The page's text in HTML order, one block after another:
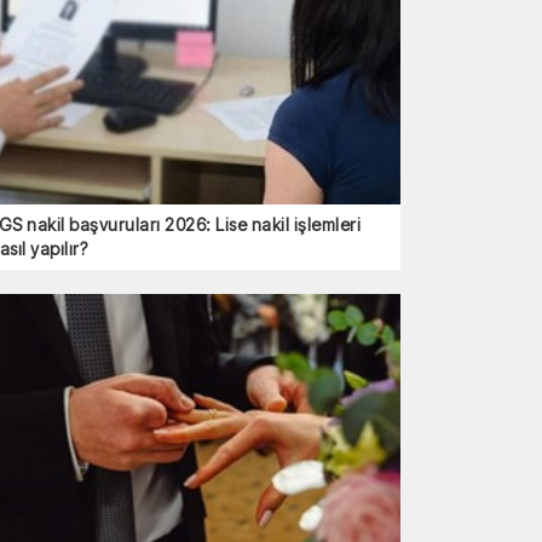
nakil başvuruları 2026: Lise nakil işlemleri
yapılır?